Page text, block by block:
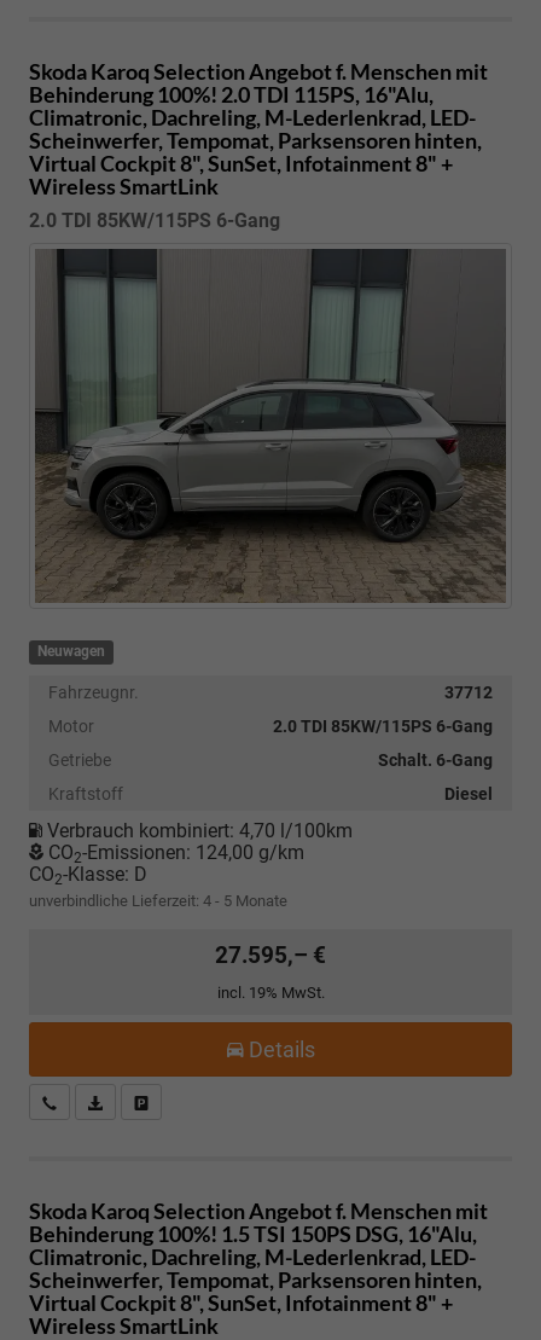
Skoda KaroqSelection Angebot f. Menschen mit
Behinderung 100%! 2.0 TDI 115PS, 16"Alu,
Climatronic, Dachreling, M-Lederlenkrad, LED-
Scheinwerfer, Tempomat, Parksensoren hinten,
Virtual Cockpit 8", SunSet, Infotainment 8" +
Wireless SmartLink
2.0 TDI 85KW/115PS 6-Gang
Neuwagen
Fahrzeugnr.
37712
Motor
2.0 TDI 85KW/115PS 6-Gang
Getriebe
Schalt. 6-Gang
Kraftstoff
Diesel
Verbrauch kombiniert: 4,70 l/100km
CO2-Emissionen: 124,00 g/km
CO2-Klasse: D
unverbindliche Lieferzeit: 4 - 5 Monate
27.595,– €
incl. 19% MwSt.
Details
Kostenloser Rückruf-Service
PDF-Datei, Fahrzeugexposé drucken
Skoda KaroqSelection Angebot f. Menschen mit
Behinderung 100%! 1.5 TSI 150PS DSG, 16"Alu,
Climatronic, Dachreling, M-Lederlenkrad, LED-
Scheinwerfer, Tempomat, Parksensoren hinten,
Virtual Cockpit 8", SunSet, Infotainment 8" +
Wireless SmartLink